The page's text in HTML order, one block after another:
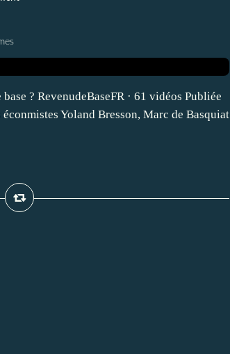
? RevenudeBaseFR · 61 vidéos Publiée
Yoland Bresson, Marc de Basquiat